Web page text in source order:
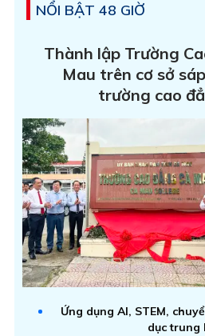
NỔI BẬT 48 GIỜ
Thành lập Trường
Mau trên cơ sở
trường cao
Ứng dụng AI, STEM,
dục trung